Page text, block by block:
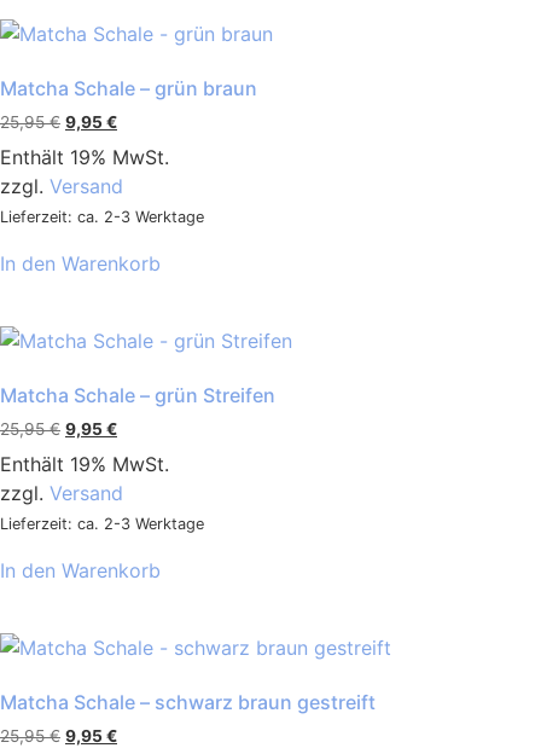
Matcha Schale – grün braun
25,95€ 9,95€
Enthält 19% MwSt.
zzgl. Versand
Lieferzeit: ca. 2-3 Werktage
In den Warenkorb
Matcha Schale – grün Streifen
25,95€ 9,95€
Enthält 19% MwSt.
zzgl. Versand
Lieferzeit: ca. 2-3 Werktage
In den Warenkorb
Matcha Schale – schwarz braun gestreift
25,95€ 9,95€